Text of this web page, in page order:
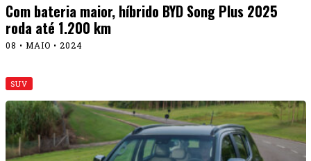
Com bateria maior, híbrido BYD Song Plus 2025
roda até 1.200 km
08 • MAIO • 2024
SUV